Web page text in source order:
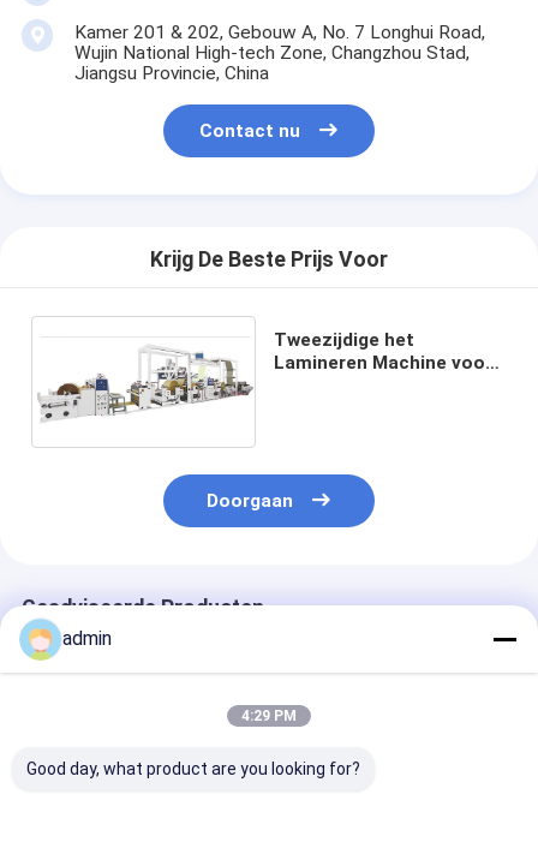
Kamer 201 & 202, Gebouw A, No. 7 Longhui Road,
Wujin National High-tech Zone, Changzhou Stad,
Jiangsu Provincie, China
Contact nu
Krijg De Beste Prijs Voor
Tweezijdige het
Lamineren Machine voor
Doorgaan
Geadviseerde Producten
admin
4:29 PM
Good day, what product are you looking for?